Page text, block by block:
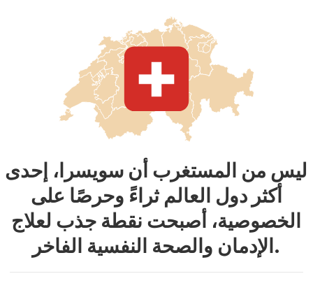
تقدم سويسرا مزيجًا فريدًا من الخصوصية
والتميز والثراء الثقافي، مما يوفر البيئة
المثالية للتعافي مع تجربة علاج فاخرة
العالم مع دعم مكثف وعلاج فردي لاستعادة
صحتك الجسدية والعقلية.